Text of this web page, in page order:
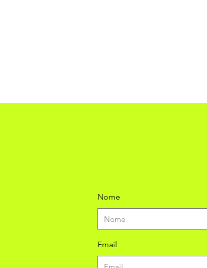
Nome
Email